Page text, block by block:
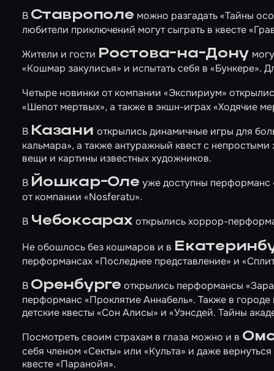
В Ставрополе можно разгадать«Тайны
любители приключений могут сыграть в квесте
Жители и гости Ростова-на-Дону
«Кошмар закулисья» и испытать себя в «Бункере».
Четыре новинки от компании «Экспириум»
«Шепот мертвых», а также в экшн-играх«Ходячие
В Казаниоткрылись динамичные игры для
кальмара», а также антуражный квест с непростыми
вещи и картины известных художников.
В Йошкар-Оле уже доступны перформанс
от компании «Nosferatu».
В Чебоксарахоткрылись хоррор-
Не обошлось без кошмаров и в
перформансах«Последнее представление» и
В Оренбурге открылись перформансы
перформанс «Проклятие Аннабель». Также в
детские квесты «Сон Алисы» и «Уэнсдей. Тайны
Посмотреть своим страхам в глаза можно и в
себя членом «Секты» или «Культа» и даже
квесте«Паранойя».